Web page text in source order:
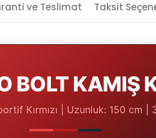
ve Teslimat Taksit
BOLT KAMIŞ
Kırmızı | Uzunluk: 150 cm |